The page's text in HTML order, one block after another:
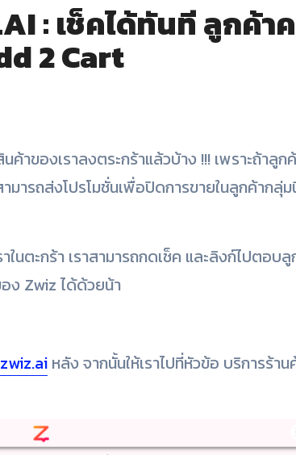
: เช็คได้ทันที ลูกค้า
2 Cart
มารถส่งโปรโมชั่นเพื่อปิดการขายในลูกค้ากลุ่ม
นตะกร้า เราสามารถกดเช็ค และลิงก์ไปตอบ
ง Zwiz ได้ด้วยน้า
หลัง จากนั้นให้เราไปที่หัวข้อ บริการร้า